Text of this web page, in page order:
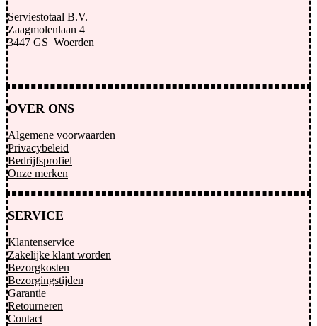
Serviestotaal B.V.
Zaagmolenlaan 4
3447 GS Woerden
OVER ONS
Algemene voorwaarden
Privacybeleid
Bedrijfsprofiel
Onze merken
SERVICE
Klantenservice
Zakelijke klant worden
Bezorgkosten
Bezorgingstijden
Garantie
Retourneren
Contact